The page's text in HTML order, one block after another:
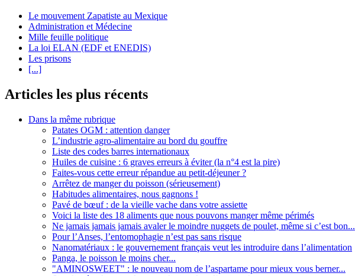
Le mouvement Zapatiste au Mexique
Administration et Médecine
Mille feuille politique
La loi ELAN (EDF et ENEDIS)
Les prisons
[...]
Articles les plus récents
Dans la même rubrique
Patates OGM : attention danger
L’industrie agro-alimentaire au bord du gouffre
Liste des codes barres internationaux
Huiles de cuisine : 6 graves erreurs à éviter (la n°4 est la pire)
Faites-vous cette erreur répandue au petit-déjeuner ?
Arrêtez de manger du poisson (sérieusement)
Habitudes alimentaires, nous gagnons !
Pavé de bœuf : de la vieille vache dans votre assiette
Voici la liste des 18 aliments que nous pouvons manger même périmés
Ne jamais jamais jamais avaler le moindre nuggets de poulet, même si c’est bon...
Pour l’Anses, l’entomophagie n’est pas sans risque
Nanomatériaux : le gouvernement français veut les introduire dans l’alimentation
Panga, le poisson le moins cher...
"AMINOSWEET" : le nouveau nom de l’aspartame pour mieux vous berner...